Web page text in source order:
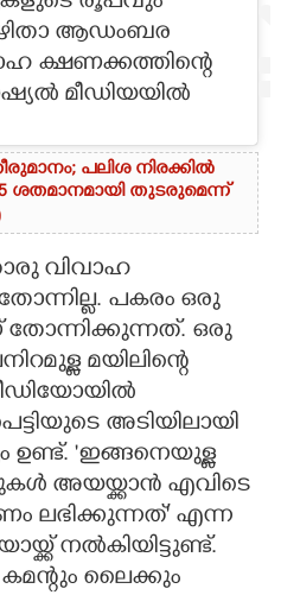
ആഡംബര
ക്ഷണക്കത്തിന്റെ
മീഡിയയിൽ
പലിശ നിരക്കിൽ
ശതമാനമായി തുടരുമെന്ന്
വിവാഹ
പകരം ഒരു
ഒരു
മയിലിന്റെ
അടിയിലായി
'ഇങ്ങനെയുള്ള
അയയ്ക്കാൻ എവിടെ
ലഭിക്കുന്നത്' എന്ന
നൽകിയിട്ടുണ്ട്.
കമന്റും ലെെക്കും